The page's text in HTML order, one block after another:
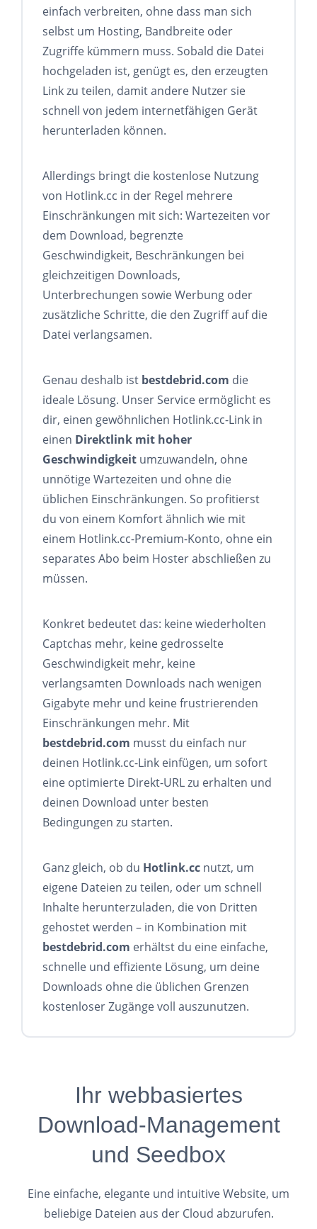
einfach verbreiten, ohne dass man sich
selbst um Hosting, Bandbreite oder
Zugriffe kümmern muss. Sobald die Datei
hochgeladen ist, genügt es, den erzeugten
Link zu teilen, damit andere Nutzer sie
schnell von jedem internetfähigen Gerät
herunterladen können.
Allerdings bringt die kostenlose Nutzung
von Hotlink.cc in der Regel mehrere
Einschränkungen mit sich: Wartezeiten vor
dem Download, begrenzte
Geschwindigkeit, Beschränkungen bei
gleichzeitigen Downloads,
Unterbrechungen sowie Werbung oder
zusätzliche Schritte, die den Zugriff auf die
Datei verlangsamen.
Genau deshalb ist bestdebrid.com die
ideale Lösung. Unser Service ermöglicht es
dir, einen gewöhnlichen Hotlink.cc-Link in
einen Direktlink mit hoher
Geschwindigkeit umzuwandeln, ohne
unnötige Wartezeiten und ohne die
üblichen Einschränkungen. So profitierst
du von einem Komfort ähnlich wie mit
einem Hotlink.cc-Premium-Konto, ohne ein
separates Abo beim Hoster abschließen zu
müssen.
Konkret bedeutet das: keine wiederholten
Captchas mehr, keine gedrosselte
Geschwindigkeit mehr, keine
verlangsamten Downloads nach wenigen
Gigabyte mehr und keine frustrierenden
Einschränkungen mehr. Mit
bestdebrid.com musst du einfach nur
deinen Hotlink.cc-Link einfügen, um sofort
eine optimierte Direkt-URL zu erhalten und
deinen Download unter besten
Bedingungen zu starten.
Ganz gleich, ob du Hotlink.cc nutzt, um
eigene Dateien zu teilen, oder um schnell
Inhalte herunterzuladen, die von Dritten
gehostet werden – in Kombination mit
bestdebrid.com erhältst du eine einfache,
schnelle und effiziente Lösung, um deine
Downloads ohne die üblichen Grenzen
kostenloser Zugänge voll auszunutzen.
Ihr webbasiertes
Download-Management
und Seedbox
Eine einfache, elegante und intuitive Website, um
beliebige Dateien aus der Cloud abzurufen.